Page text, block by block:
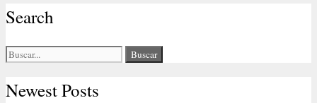
Search
Buscar:
Newest Posts